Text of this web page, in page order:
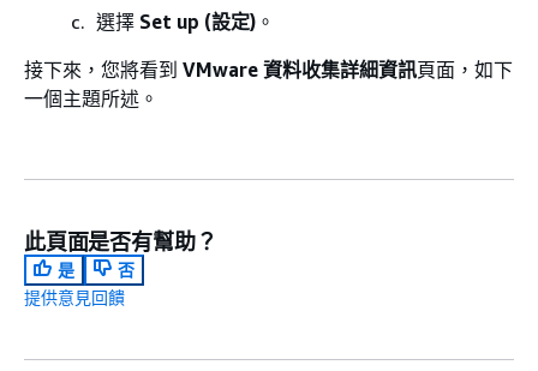
選擇 Set up (設定) 。
接下來，您將看到 VMware 資料收集詳細資訊頁面，如下
一個主題所述。
此頁面是否有幫助？
是
否
提供意見回饋